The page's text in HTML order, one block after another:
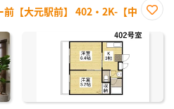
【大元駅前】 402・2K-【中
に入